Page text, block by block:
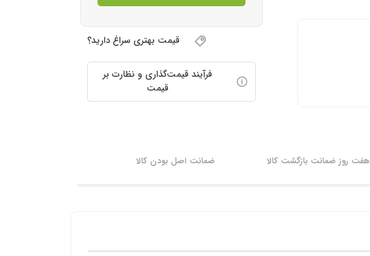
قیمت بهتری سراغ دارید؟
فرآیند قیمت‌گذاری و نظارت بر
قیمت
هفت روز ضمانت بازگشت کالا ضمانت اصل بودن کالا